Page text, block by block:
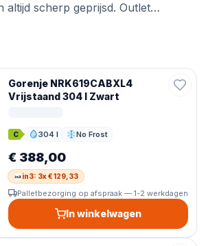
altijd scherp geprijsd. Outlet
of nauwelijks gebruikte
Bespaar tot 40% ten opzichte
en profiteer van gratis verzending,
en laagste prijsgarantie. Vergelijk
filter op jouw voorkeuren
nog — voor een eerlijke prijs met
Gorenje NRK619CABXL4
Vrijstaand 304 l Zwart
C 304 l
Inhoud No Frost
Ontdooien
€ 388,00
in3: 3x € 129,33
Palletbezorging op afspraak — 1-2 werkdagen
In winkelwagen